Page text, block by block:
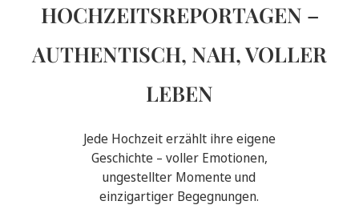
HOCHZEITSREPORTAGEN –
AUTHENTISCH, NAH, VOLLER
LEBEN
Jede Hochzeit erzählt ihre eigene
Geschichte – voller Emotionen,
ungestellter Momente und
einzigartiger Begegnungen.